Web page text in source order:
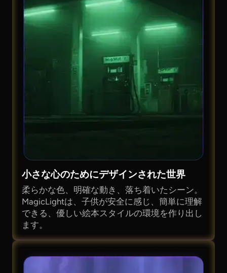
小さな心のためにデザインされた世界
柔らかな色、明確な動き、落ち着いたシーン。
MagicLightは、子供が安全に感じ、簡単に理解
できる、優しい絵本スタイルの環境を作り出し
ます。